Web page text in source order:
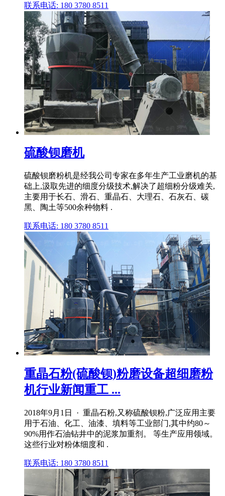
联系电话: 180 3780 8511
硫酸钡磨机
硫酸钡磨粉机是经我公司专家在多年生产工业磨机的基
础上,汲取先进的细度分级技术,解决了超细粉分级难关,
主要用于长石、滑石、重晶石、大理石、石灰石、碳
黑、陶土等500余种物料 .
联系电话: 180 3780 8511
重晶石粉(硫酸钡)粉磨设备超细磨粉
机行业新闻重工 ...
2018年9月1日 · 重晶石粉,又称硫酸钡粉,广泛应用主要
用于石油、化工、油漆、填料等工业部门,其中约80～
90%用作石油钻井中的泥浆加重剂。 等生产应用领域。
这些行业对粉体细度和 .
联系电话: 180 3780 8511